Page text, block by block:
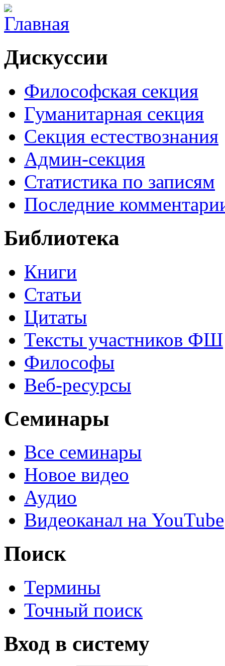
Дискуссии
Философская секция
Гуманитарная секция
Секция естествознания
Админ-секция
Статистика по записям
Последние
Библиотека
Книги
Статьи
Цитаты
Тексты участников ФШ
Философы
Веб-ресурсы
Семинары
Все семинары
Новое видео
Аудио
Видеоканал на YouTube
Поиск
Термины
Точный поиск
Вход в систему